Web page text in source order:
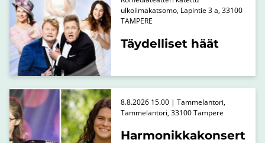
Täydelliset häät
ulkoilmakatsomo, Lapintie 3 a, 33100
TAMPERE
Harmonikkakonsert
8.8.2026 15.00 | Tammelantori,
Tammelantori, 33100 Tampere